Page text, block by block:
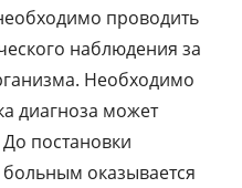
проводить
наблюдения за
Необходимо
диагноза может
постановки
оказывается